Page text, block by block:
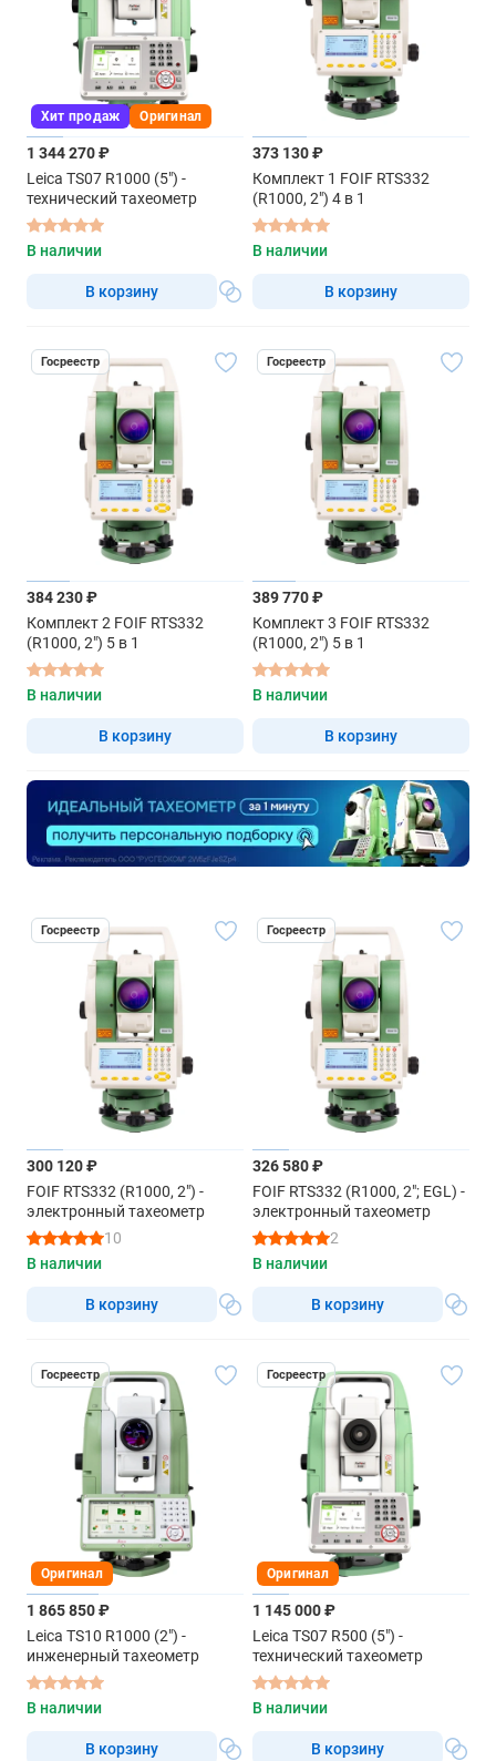
Хит продаж Оригинал
1 344 270 ₽
Leica TS07 R1000 (5") -
технический тахеометр
В наличии
В корзину
373 130 ₽
Комплект 1 FOIF RTS332
(R1000, 2") 4 в 1
В наличии
В корзину
Госреестр
384 230 ₽
Комплект 2 FOIF RTS332
(R1000, 2") 5 в 1
В наличии
В корзину
Госреестр
389 770 ₽
Комплект 3 FOIF RTS332
(R1000, 2") 5 в 1
В наличии
В корзину
Госреестр
300 120 ₽
FOIF RTS332 (R1000, 2") -
электронный тахеометр
10
В наличии
В корзину
Госреестр
326 580 ₽
FOIF RTS332 (R1000, 2"; EGL) -
электронный тахеометр
2
В наличии
В корзину
Госреестр
Оригинал
1 865 850 ₽
Leica TS10 R1000 (2") -
инженерный тахеометр
В наличии
В корзину
Госреестр
Оригинал
1 145 000 ₽
Leica TS07 R500 (5") -
технический тахеометр
В наличии
В корзину